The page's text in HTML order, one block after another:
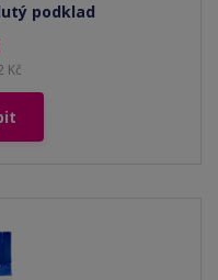
podklad
Kč